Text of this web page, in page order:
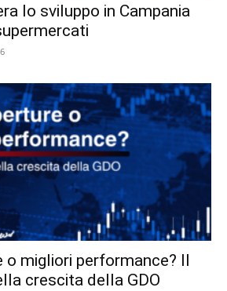
lo sviluppo in Campania
o migliori performance? Il
crescita della GDO